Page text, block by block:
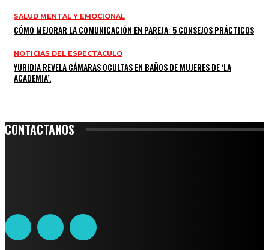
SALUD MENTAL Y EMOCIONAL
CÓMO MEJORAR LA COMUNICACIÓN EN PAREJA: 5 CONSEJOS PRÁCTICOS
NOTICIAS DEL ESPECTÁCULO
YURIDIA REVELA CÁMARAS OCULTAS EN BAÑOS DE MUJERES DE ‘LA
ACADEMIA’.
CONTACTANOS